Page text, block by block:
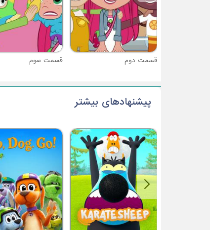
قسمت دوم قسمت سوم
پیشنهادهای بیشتر